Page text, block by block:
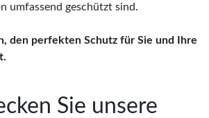
umfassend geschützt sind.
den perfekten Schutz für Sie und Ihre
Sie unsere